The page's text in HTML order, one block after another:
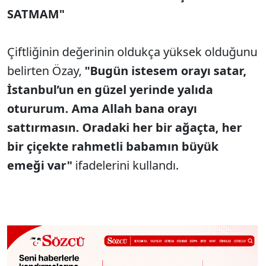
SATMAM"
Çiftliğinin değerinin oldukça yüksek olduğunu
belirten Özay, "Bugün istesem orayı satar,
İstanbul’un en güzel yerinde yalıda
otururum. Ama Allah bana orayı
sattırmasın. Oradaki her bir ağaçta, her
bir çiçekte rahmetli babamın büyük
emeği var" ifadelerini kullandı.